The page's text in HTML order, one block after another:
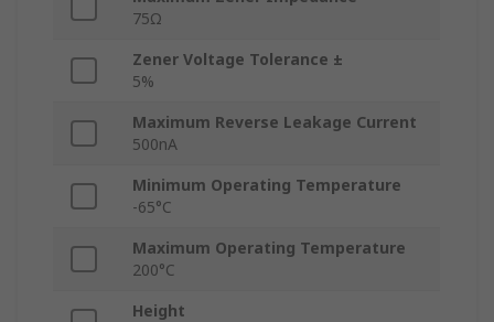
75Ω
Zener Voltage Tolerance ±
5%
Maximum Reverse Leakage Current
500nA
Minimum Operating Temperature
-65°C
Maximum Operating Temperature
200°C
Height